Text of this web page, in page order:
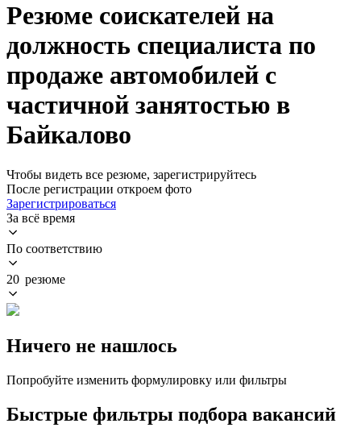
Резюме соискателей на
должность специалиста по
продаже автомобилей с
частичной занятостью в
Байкалово
Чтобы видеть все резюме, зарегистрируйтесь
После регистрации откроем фото
Зарегистрироваться
За всё время
По соответствию
20 резюме
Ничего не нашлось
Попробуйте изменить формулировку или фильтры
Быстрые фильтры подбора вакансий